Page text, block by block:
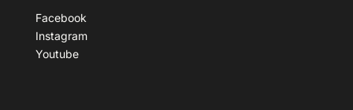
Facebook
Instagram
Youtube